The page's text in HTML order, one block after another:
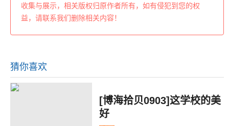
收集与展示，相关版权归原作者所有，如有侵犯到您的权
益，请联系我们删除相关内容！
猜你喜欢
[博海拾贝0903]这学校的美
好